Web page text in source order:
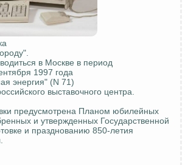
в Москве в период
1997 года
энергия" (N 71)
выставочного центра.
предусмотрена Планом юбилейных
и утвержденных Государственной
и празднованию 850-летия